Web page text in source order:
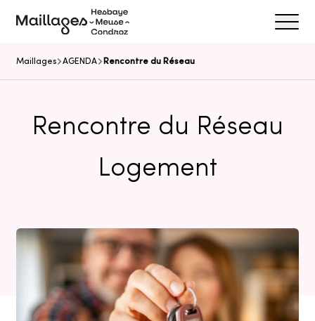
Maillages
Ouvrir/
Maillages AGENDA Rencontre du Réseau
Rencontre du Réseau
Logement